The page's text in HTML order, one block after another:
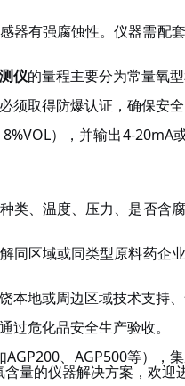
器有强腐蚀性。仪器需
仪的量程主要分为常量氧
取得防爆认证，确保安全
），并输出4-
类、温度、压力、是否含
同区域或同类型原料药企业
地或周边区域技术支持
过危化品安全生产验收。
AGP200、 AGP500等），
含量的仪器‌解决方案，欢